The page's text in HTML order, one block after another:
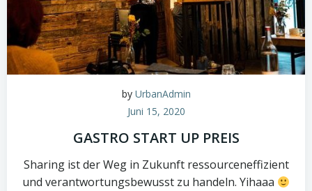
by UrbanAdmin
Juni 15, 2020
GASTRO START UP PREIS
Sharing ist der Weg in Zukunft ressourceneffizient
und verantwortungsbewusst zu handeln. Yihaaa